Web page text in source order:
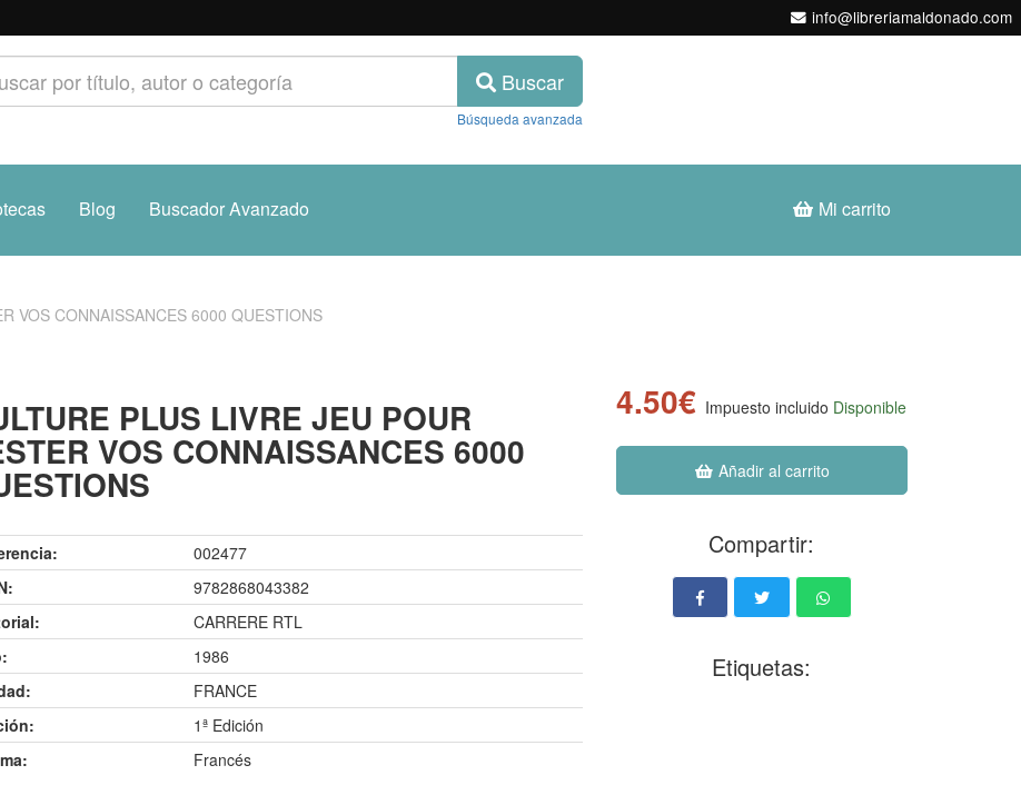
info@libreriamaldonado.com
Buscar
Búsqueda avanzada
Blog Buscador Avanzado Mi carrito
VOS CONNAISSANCES 6000 QUESTIONS
PLUS LIVRE JEU POUR
VOS CONNAISSANCES 6000
002477
9782868043382
CARRERE RTL
1986
FRANCE
1ª Edición
Francés
4.50€ Impuesto incluido Disponible
Añadir al carrito
Compartir:
Etiquetas: